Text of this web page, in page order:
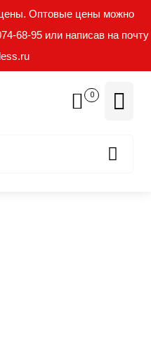
Оптовые цены можно
68-95 или написав на почту
0